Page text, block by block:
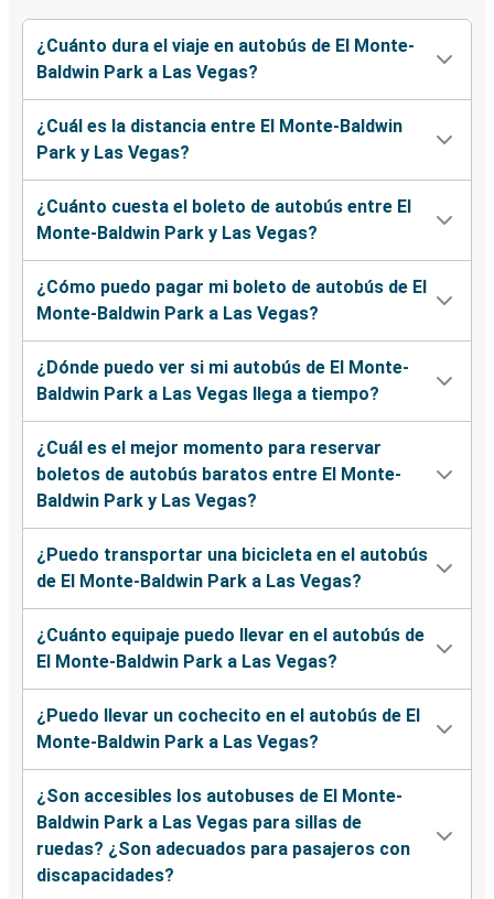
¿Cuánto dura el viaje en autobús de El Monte-
Baldwin Park a Las Vegas?
¿Cuál es la distancia entre El Monte-Baldwin
Park y Las Vegas?
¿Cuánto cuesta el boleto de autobús entre El
Monte-Baldwin Park y Las Vegas?
¿Cómo puedo pagar mi boleto de autobús de El
Monte-Baldwin Park a Las Vegas?
¿Dónde puedo ver si mi autobús de El Monte-
Baldwin Park a Las Vegas llega a tiempo?
¿Cuál es el mejor momento para reservar
boletos de autobús baratos entre El Monte-
Baldwin Park y Las Vegas?
¿Puedo transportar una bicicleta en el autobús
de El Monte-Baldwin Park a Las Vegas?
¿Cuánto equipaje puedo llevar en el autobús de
El Monte-Baldwin Park a Las Vegas?
¿Puedo llevar un cochecito en el autobús de El
Monte-Baldwin Park a Las Vegas?
¿Son accesibles los autobuses de El Monte-
Baldwin Park a Las Vegas para sillas de
ruedas? ¿Son adecuados para pasajeros con
discapacidades?